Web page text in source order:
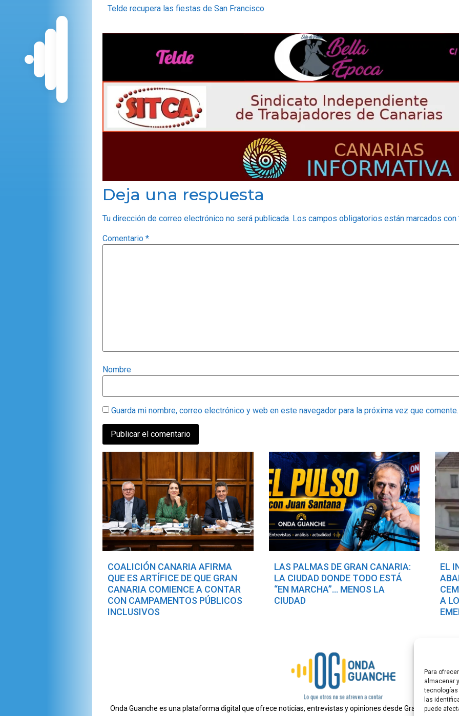
Para
almacenar
tecnologías
las
puede
Telde recupera las fiestas de San Francisco
Deja una respuesta
Tu dirección de correo electrónico no será publicada. Los campos obligatorios están marcados con
Comentario *
Nombre
Guarda mi nombre, correo electrónico y web en este navegador para la próxima vez que comente.
COALICIÓN CANARIA AFIRMA
QUE ES ARTÍFICE DE QUE GRAN
CANARIA COMIENCE A CONTAR
CON CAMPAMENTOS PÚBLICOS
INCLUSIVOS
LAS PALMAS DE GRAN CANARIA:
LA CIUDAD DONDE TODO ESTÁ
“EN MARCHA”… MENOS LA
CIUDAD
EL
A
Onda Guanche es una plataforma digital que ofrece noticias, entrevistas y opiniones desde Gran Canaria.